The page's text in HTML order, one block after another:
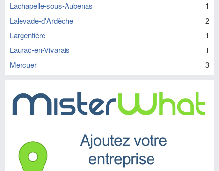
Lachapelle-sous-Aubenas
1
Lalevade-d'Ardèche
2
Largentière
1
Laurac-en-Vivarais
1
Mercuer
3